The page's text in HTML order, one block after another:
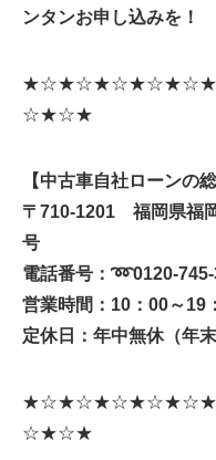
ンタンお申し込みを！
☆★☆★
【中古車自社ローンの
〒710-1201 福岡県福
号
電話番号： ➿0120-
営業時間：10：00～19
定休日：年中無休（年末
☆★☆★